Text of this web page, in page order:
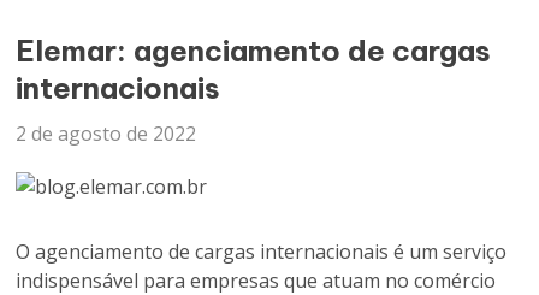
Elemar: agenciamento de cargas
internacionais
2 de agosto de 2022
O agenciamento de cargas internacionais é um serviço
indispensável para empresas que atuam no comércio